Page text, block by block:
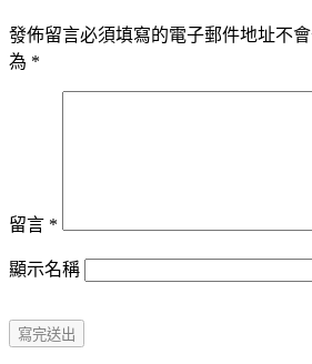
發佈留言必須填寫的電子郵件地址不會
為 *
留言 *
顯示名稱